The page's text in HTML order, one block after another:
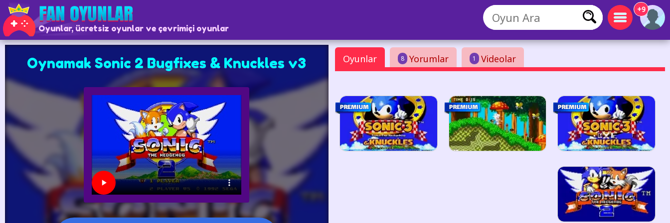
Oyunlar, ücretsiz oyunlar ve çevrimiçi oyunlar
+9
Oynamak Sonic 2 Bugfixes & Knuckles v3 Oyunlar 8 Yorumlar 1 Videolar